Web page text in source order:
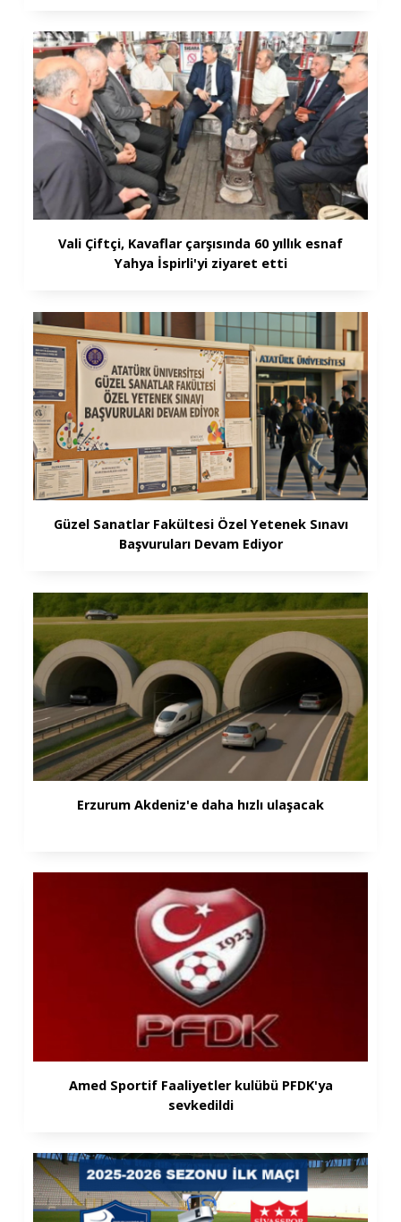
Vali Çiftçi, Kavaflar çarşısında 60 yıllık esnaf
Yahya İspirli'yi ziyaret etti
Güzel Sanatlar Fakültesi Özel Yetenek Sınavı
Başvuruları Devam Ediyor
Erzurum Akdeniz'e daha hızlı ulaşacak
Amed Sportif Faaliyetler kulübü PFDK'ya
sevkedildi